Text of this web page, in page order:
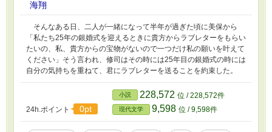
海翔
そんなある日、二人が一緒になって半年が過ぎた頃に美保から
「私たち25年の銀婚式を迎えるときに貴方からラブレターをもらい
たいの、私、貴方からの宝物がないので一つだけ私の願いを叶えて
ください」そう言われ、修司はその時には25年目の銀婚式の時には
自分の気持ちを重ねて、君にラブレターを送ることを約束した。
24h.ポイント 0pt
小説 228,572 位 / 228,572件
現代文学 9,598 位 / 9,598件